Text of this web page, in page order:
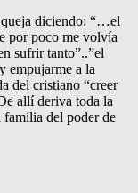
queja diciendo: “…el
por poco me volvía
sufrir tanto”..”el
empujarme a la
del cristiano “creer
allí deriva toda la
familia del poder de